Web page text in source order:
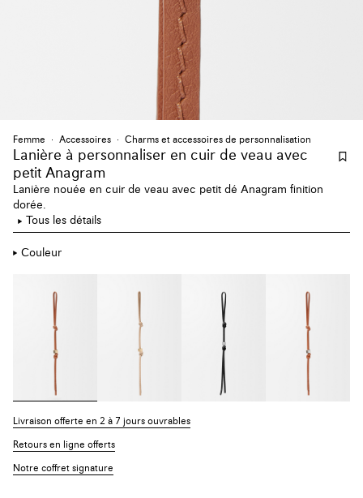
Femme Accessoires Charms et accessoires de personnalisation
Lanière à personnaliser en cuir de veau avec
petit Anagram
Lanière nouée en cuir de veau avec petit dé Anagram finition
dorée.
Tous les détails
Couleur
Livraison offerte en 2 à 7 jours ouvrables
Retours en ligne offerts
Notre coffret signature